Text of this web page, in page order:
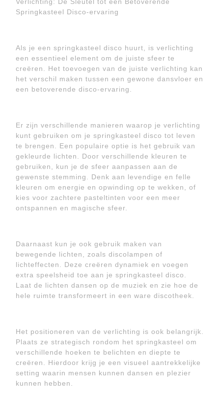
Springkasteel Disco-ervaring
Als je een springkasteel disco huurt, is verlichting
een essentieel element om de juiste sfeer te
creëren. Het toevoegen van de juiste verlichting kan
het verschil maken tussen een gewone dansvloer en
een betoverende disco-ervaring.
Er zijn verschillende manieren waarop je verlichting
kunt gebruiken om je springkasteel disco tot leven
te brengen. Een populaire optie is het gebruik van
gekleurde lichten. Door verschillende kleuren te
gebruiken, kun je de sfeer aanpassen aan de
gewenste stemming. Denk aan levendige en felle
kleuren om energie en opwinding op te wekken, of
kies voor zachtere pasteltinten voor een meer
ontspannen en magische sfeer.
Daarnaast kun je ook gebruik maken van
bewegende lichten, zoals discolampen of
lichteffecten. Deze creëren dynamiek en voegen
extra speelsheid toe aan je springkasteel disco.
Laat de lichten dansen op de muziek en zie hoe de
hele ruimte transformeert in een ware discotheek.
Het positioneren van de verlichting is ook belangrijk.
Plaats ze strategisch rondom het springkasteel om
verschillende hoeken te belichten en diepte te
creëren. Hierdoor krijg je een visueel aantrekkelijke
setting waarin mensen kunnen dansen en plezier
kunnen hebben.